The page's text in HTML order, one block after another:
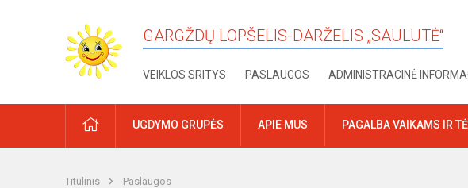
GARGŽDŲ LOPŠELIS-DARŽELIS „SAULUTĖ“
VEIKLOS SRITYS PASLAUGOS ADMINISTRACINĖ
PRADŽIAUGDYMO GRUPĖS APIE MUS PAGALBA VAIKAMS IR
Titulinis Paslaugos